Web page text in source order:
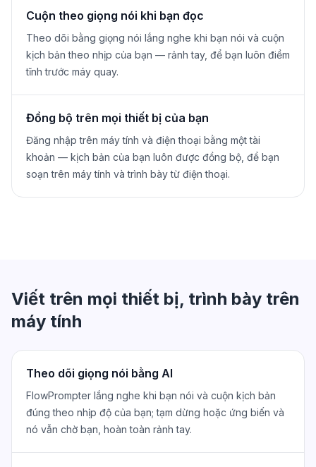
Cuộn theo giọng nói khi bạn đọc
Theo dõi bằng giọng nói lắng nghe khi bạn nói và cuộn
kịch bản theo nhịp của bạn — rảnh tay, để bạn luôn điềm
tĩnh trước máy quay.
Đồng bộ trên mọi thiết bị của bạn
Đăng nhập trên máy tính và điện thoại bằng một tài
khoản — kịch bản của bạn luôn được đồng bộ, để bạn
soạn trên máy tính và trình bày từ điện thoại.
Viết trên mọi thiết bị, trình bày trên
máy tính
Theo dõi giọng nói bằng AI
FlowPrompter lắng nghe khi bạn nói và cuộn kịch bản
đúng theo nhịp độ của bạn; tạm dừng hoặc ứng biến và
nó vẫn chờ bạn, hoàn toàn rảnh tay.